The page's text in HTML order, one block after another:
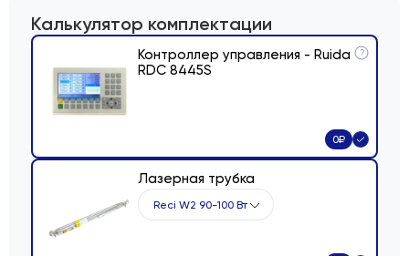
Калькулятор комплектации
Контроллер управления - Ruida
RDC 8445S
?
0₽
Лазерная трубка
Reci W2 90-100 Вт